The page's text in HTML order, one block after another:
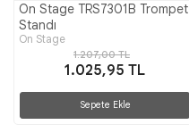
On Stage TRS7301B Trompet
Standı
On Stage
1.207,00 TL
1.025,95 TL
Sepete Ekle